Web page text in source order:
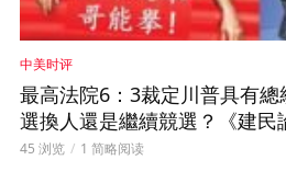
中美时评
最高法院6：3裁定川普具有
選換人還是繼續競選？《建民
45 浏览 1 简略阅读